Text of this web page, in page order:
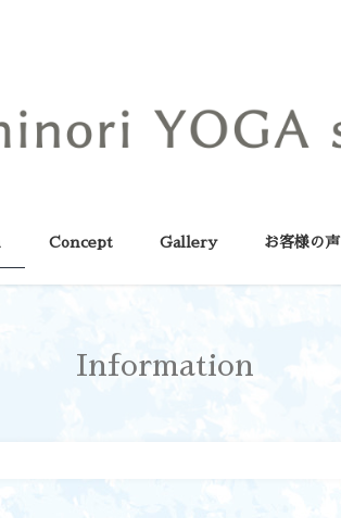
Concept Gallery お客様の声
Information